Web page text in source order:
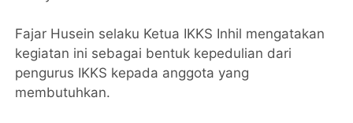
Fajar Husein selaku Ketua IKKS Inhil mengatakan
kegiatan ini sebagai bentuk kepedulian dari
pengurus IKKS kepada anggota yang
membutuhkan.